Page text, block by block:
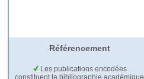
Référencement
Les publications encodées